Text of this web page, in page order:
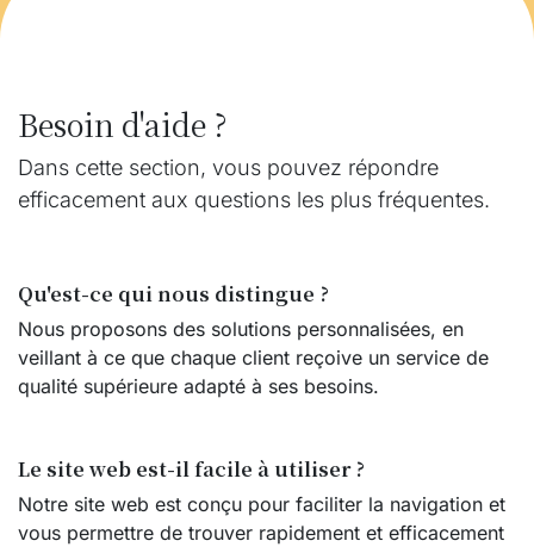
Besoin d'aide ?
Dans cette section, vous pouvez répondre
efficacement aux questions les plus fréquentes.
Qu'est-ce qui nous distingue ?
Nous proposons des solutions personnalisées, en
veillant à ce que chaque client reçoive un service de
qualité supérieure adapté à ses besoins.
Le site web est-il facile à utiliser ?
Notre site web est conçu pour faciliter la navigation et
vous permettre de trouver rapidement et efficacement